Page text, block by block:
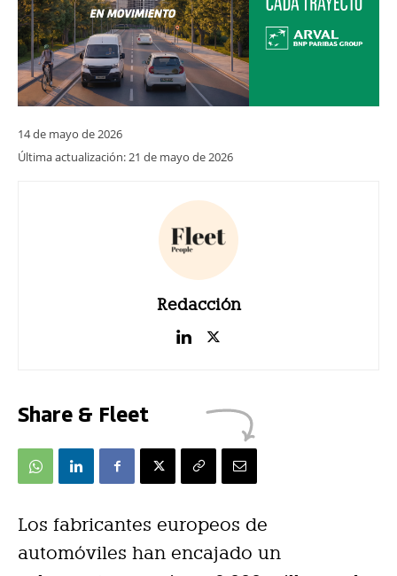
14 de mayo de 2026
Última actualización:21 de mayo de 2026
Redacción
Share & Fleet
Los fabricantes europeos de
automóviles han encajado un